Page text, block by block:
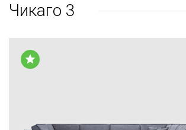
Чикаго 3